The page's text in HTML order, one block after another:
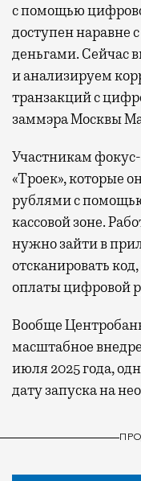
с помощью
доступен
деньгами. Сейчас
и анализируем
транзакций с
заммэра Москвы
Участникам
«Троек», которые
рублями с
кассовой зоне.
нужно зайти в
отсканировать
оплаты цифровой
Вообще
масштабное
июля 2025 года,
дату запуска на